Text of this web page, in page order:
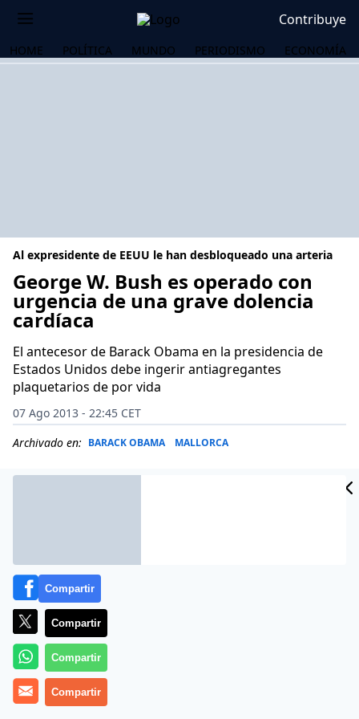
Contribuye
HOME POLÍTICA MUNDO PERIODISMO ECONOMÍA
Al expresidente de EEUU le han desbloqueado una arteria
George W. Bush es operado con
urgencia de una grave dolencia
cardíaca
El antecesor de Barack Obama en la presidencia de
Estados Unidos debe ingerir antiagregantes
plaquetarios de por vida
07 Ago 2013 - 22:45 CET
Archivado en: BARACK OBAMA MALLORCA
El expresidente de Estados Unidos, George W. Bush,
Compartir
Compartir
Compartir
Compartir